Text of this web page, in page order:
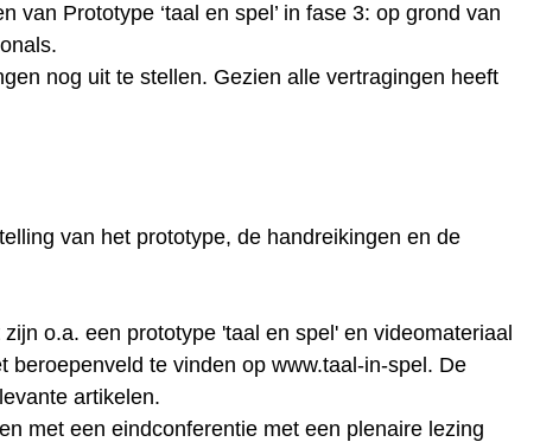
van Prototype ‘taal en spel’ in fase 3: op grond van
nog uit te stellen. Gezien alle vertragingen heeft
van het prototype, de handreikingen en de
o.a. een prototype 'taal en spel' en videomateriaal
beroepenveld te vinden op www.taal-in-spel. De
artikelen.
met een eindconferentie met een plenaire lezing